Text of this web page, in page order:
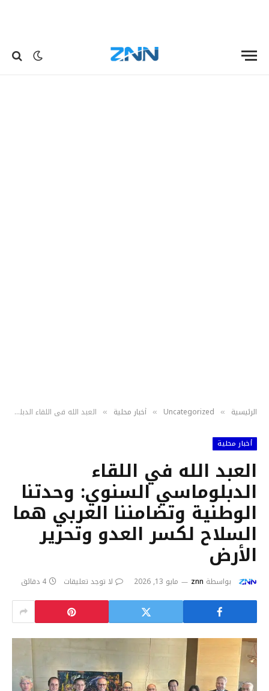
الرئيسية »
Uncategorized
» أخبار محلية » العبد الله في اللقاء الدبلوماسي السنوي: وحدتنا الوطنية وتضامننا العربي هما السلاح لكسر العدو وتحرير الأرض
أخبار محلية
العبد الله في اللقاء
الدبلوماسي السنوي: وحدتنا
الوطنية وتضامننا العربي هما
السلاح لكسر العدو وتحرير
الأرض
بواسطة znn مايو 13, 2026 لا توجد تعليقات 4 دقائق